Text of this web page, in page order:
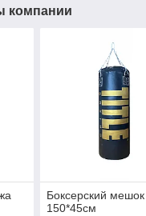
компании
Боксерский
150*45см